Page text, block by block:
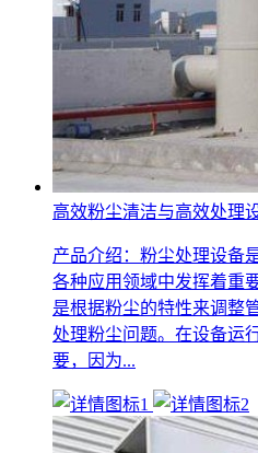
高效粉尘清洁与高效处理
产品介绍：粉尘处理设备
各种应用领域中发挥着重
是根据粉尘的特性来调整
处理粉尘问题。在设备运
要，因为...